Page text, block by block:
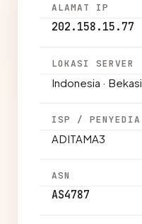
ALAMAT IP
202.158.15.77
LOKASI SERVER
Indonesia · Bekasi
ISP / PENYEDIA
ADITAMA3
ASN
AS4787